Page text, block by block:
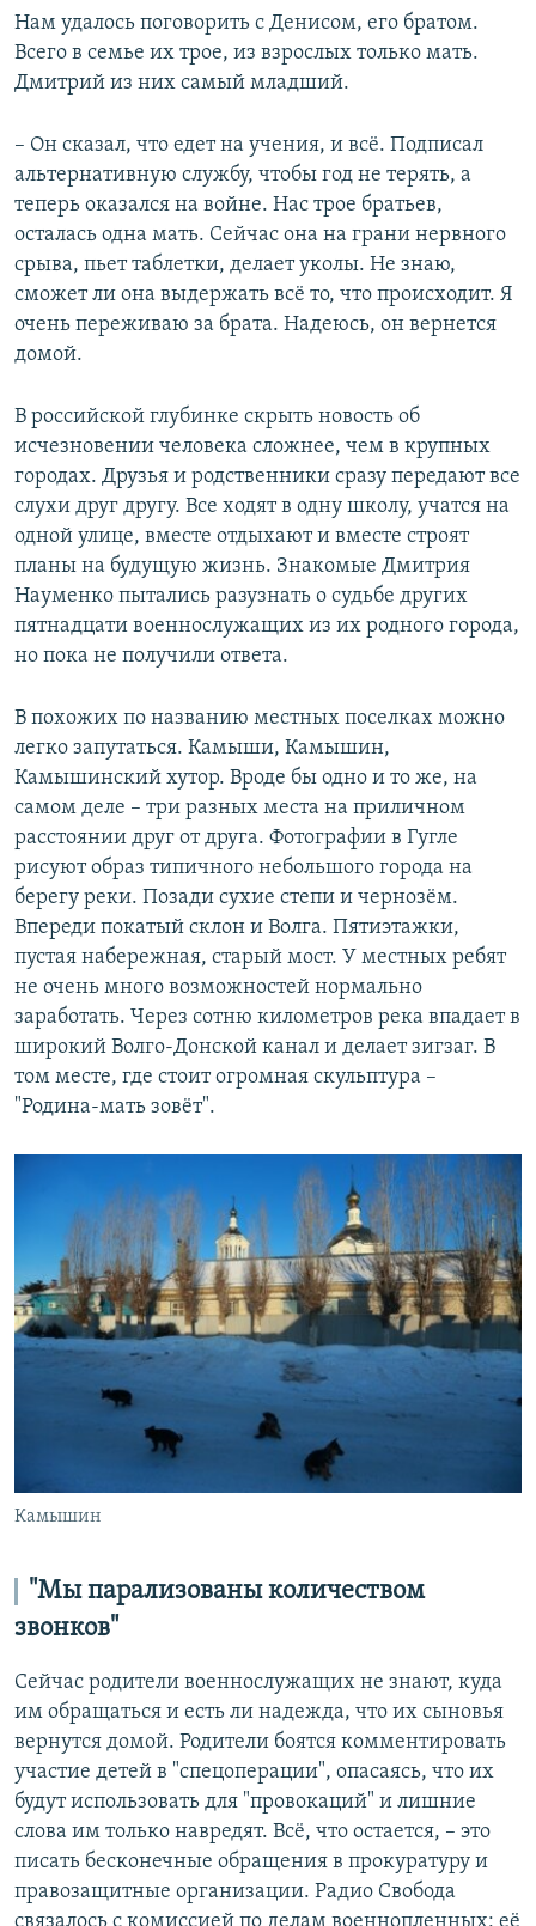
Нам удалось поговорить с Денисом, его братом.
Всего в семье их трое, из взрослых только мать.
Дмитрий из них самый младший.
– Он сказал, что едет на учения, и всё. Подписал
альтернативную службу, чтобы год не терять, а
теперь оказался на войне. Нас трое братьев,
осталась одна мать. Сейчас она на грани нервного
срыва, пьет таблетки, делает уколы. Не знаю,
сможет ли она выдержать всё то, что происходит. Я
очень переживаю за брата. Надеюсь, он вернется
домой.
В российской глубинке скрыть новость об
исчезновении человека сложнее, чем в крупных
городах. Друзья и родственники сразу передают все
слухи друг другу. Все ходят в одну школу, учатся на
одной улице, вместе отдыхают и вместе строят
планы на будущую жизнь. Знакомые Дмитрия
Науменко пытались разузнать о судьбе других
пятнадцати военнослужащих из их родного города,
но пока не получили ответа.
В похожих по названию местных поселках можно
легко запутаться. Камыши, Камышин,
Камышинский хутор. Вроде бы одно и то же, на
самом деле – три разных места на приличном
расстоянии друг от друга. Фотографии в Гугле
рисуют образ типичного небольшого города на
берегу реки. Позади сухие степи и чернозём.
Впереди покатый склон и Волга. Пятиэтажки,
пустая набережная, старый мост. У местных ребят
не очень много возможностей нормально
заработать. Через сотню километров река впадает в
широкий Волго-Донской канал и делает зигзаг. В
том месте, где стоит огромная скульптура –
"Родина-мать зовёт".
Камышин
"Мы парализованы количеством
звонков"
Сейчас родители военнослужащих не знают, куда
им обращаться и есть ли надежда, что их сыновья
вернутся домой. Родители боятся комментировать
участие детей в "спецоперации", опасаясь, что их
будут использовать для "провокаций" и лишние
слова им только навредят. Всё, что остается, – это
писать бесконечные обращения в прокуратуру и
правозащитные организации. Радио Свобода